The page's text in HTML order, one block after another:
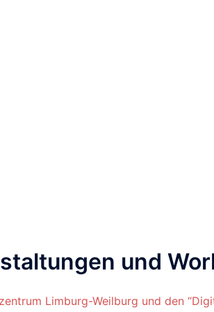
und
Limburg-Weilburg und den